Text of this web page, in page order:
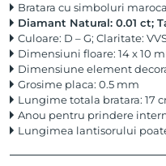
Bratara cu simboluri
Diamant Natural: 0.01 ct;
Culoare: D – G; Claritate:
Dimensiuni floare: 14 x 10
Dimensiune element
Grosime placa: 0.5 mm
Lungime totala bratara: 17
Anou pentru prindere
Lungimea lantisorului